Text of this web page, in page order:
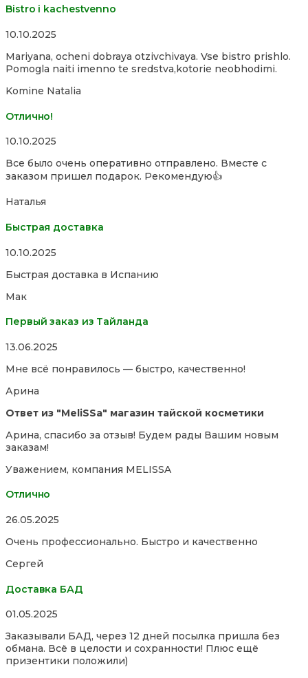
Bistro i kachestvenno
Rated
out
of
10.10.2025
Mariyana, ocheni dobraya otzivchivaya. Vse bistro prishlo.
Pomogla naiti imenno te sredstva,kotorie neobhodimi.
Komine Natalia
Отлично!
Rated
out
of
10.10.2025
Все было очень оперативно отправлено. Вместе с
заказом пришел подарок. Рекомендую👍
Наталья
Быстрая доставка
Rated
out
5
10.10.2025
Быстрая доставка в Испанию
Мак
Первый заказ из Тайланда
Rated
out
5
13.06.2025
Мне всё понравилось — быстро, качественно!
Арина
Ответ из "MeliSSa" магазин тайской косметики
Арина, спасибо за отзыв! Будем рады Вашим новым
заказам!
Уважением, компания MELISSA
Отлично
Rated
out
5
26.05.2025
Очень профессионально. Быстро и качественно
Сергей
Доставка БАД
Rated
out
of
5
01.05.2025
Заказывали БАД, через 12 дней посылка пришла без
обмана. Всё в целости и сохранности! Плюс ещё
призентики положили)